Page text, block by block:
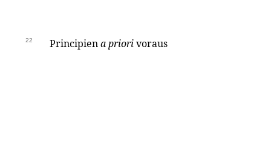
22 Principiena priorivoraus